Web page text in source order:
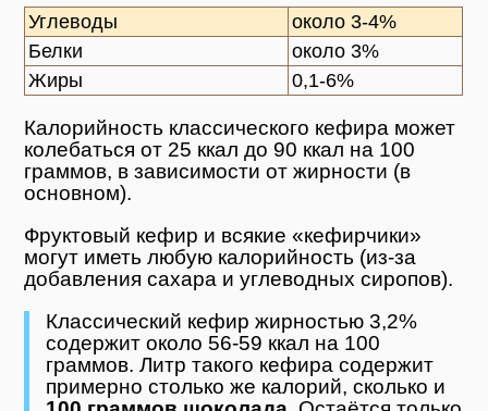
Углеводы
около 3-4%
Белки
около 3%
Жиры
0,1-6%
Калорийность классического кефира может
колебаться от 25 ккал до 90 ккал на 100
граммов, в зависимости от жирности (в
основном).
Фруктовый кефир и всякие «кефирчики»
могут иметь любую калорийность (из-за
добавления сахара и углеводных сиропов).
Классический кефир жирностью 3,2%
содержит около 56-59 ккал на 100
граммов. Литр такого кефира содержит
примерно столько же калорий, сколько и